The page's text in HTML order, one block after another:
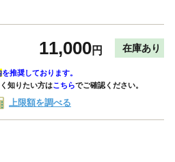
11,000円 在庫あり
を推奨しております。
知りたい方はこちらでご確認ください。
上限額を調べる